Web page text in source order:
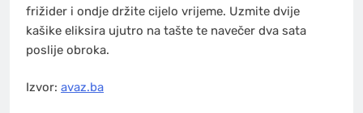
frižider i ondje držite cijelo vrijeme. Uzmite dvije
kašike eliksira ujutro na tašte te navečer dva sata
poslije obroka.
Izvor: avaz.ba